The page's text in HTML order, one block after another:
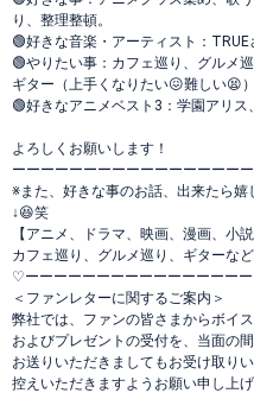
り、整理整頓。
🟢好きな音楽・アーティスト：
🟢やりたい事：カフェ巡り、グルメ巡
ギター（上手くなりたい😖難しい😫）
🟢好きなアニメベスト3：学園アリ
よろしくお願いします！
ーーーーーーーーーーーーーーーー
※また、好きな事のお話、出来たら嬉
↓😆笑
【アニメ、ドラマ、映画、漫画、小
カフェ巡り、グルメ巡り、ギターなど
♡ーーーーーーーーーーーーーーー
＜ファンレターに関するご案内＞
弊社では、ファンの皆さまからボイ
およびプレゼントの受付を、当面の
お送りいただきましてもお受け取り
控えいただきますようお願い申し上げ